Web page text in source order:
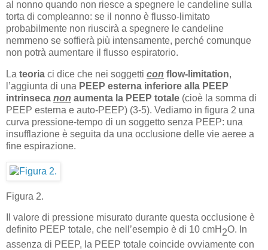
al nonno quando non riesce a spegnere le candeline sulla
torta di compleanno: se il nonno è flusso-limitato
probabilmente non riuscirà a spegnere le candeline
nemmeno se soffierà più intensamente, perché comunque
non potrà aumentare il flusso espiratorio.
La teoria ci dice che nei soggetti con flow-limitation,
l’aggiunta di una PEEP esterna inferiore alla PEEP
intrinseca non aumenta la PEEP totale (cioè la somma di
PEEP esterna e auto-PEEP) (3-5). Vediamo in figura 2 una
curva pressione-tempo di un soggetto senza PEEP: una
insufflazione è seguita da una occlusione delle vie aeree a
fine espirazione.
Figura 2.
Il valore di pressione misurato durante questa occlusione è
definito PEEP totale, che nell’esempio è di 10 cmH 2O. In
assenza di PEEP, la PEEP totale coincide ovviamente con